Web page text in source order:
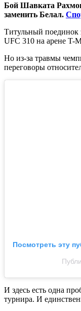
Бой Шавката
заменить Белал.
Титульный поединок
UFC 310 на арене T-
Но из-за травмы
переговоры
Посмотреть эту
И здесь есть одна
турнира. И